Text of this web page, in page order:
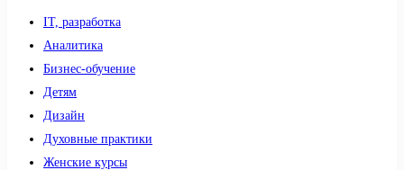
IT, разработка
Аналитика
Бизнес-обучение
Детям
Дизайн
Духовные практики
Женские курсы